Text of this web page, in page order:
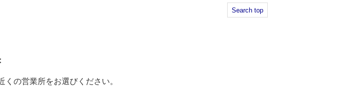
Search top
の営業所をお選びください。